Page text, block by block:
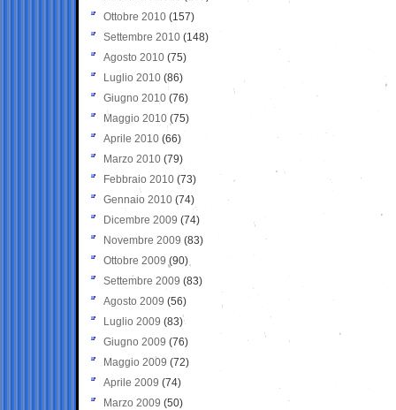
Ottobre 2010 (157)
Settembre 2010 (148)
Agosto 2010 (75)
Luglio 2010 (86)
Giugno 2010 (76)
Maggio 2010 (75)
Aprile 2010 (66)
Marzo 2010 (79)
Febbraio 2010 (73)
Gennaio 2010 (74)
Dicembre 2009 (74)
Novembre 2009 (83)
Ottobre 2009 (90)
Settembre 2009 (83)
Agosto 2009 (56)
Luglio 2009 (83)
Giugno 2009 (76)
Maggio 2009 (72)
Aprile 2009 (74)
Marzo 2009 (50)